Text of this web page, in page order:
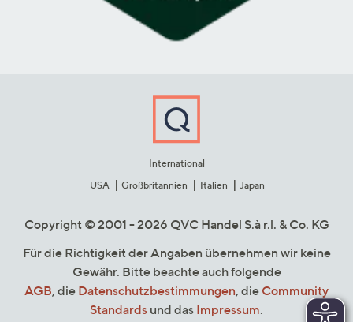
International
USA
Großbritannien Italien Japan
Copyright © 2001 - 2026 QVC Handel S.à r.l. & Co. KG
Für die Richtigkeit der Angaben übernehmen wir keine
Gewähr. Bitte beachte auch folgende
AGB, die Datenschutzbestimmungen, die Community
Standards und das Impressum.